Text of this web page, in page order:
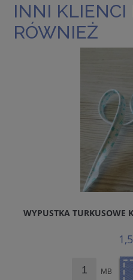
INNI KLIENCI
RÓWNIEŻ
WYPUSTKA
MB